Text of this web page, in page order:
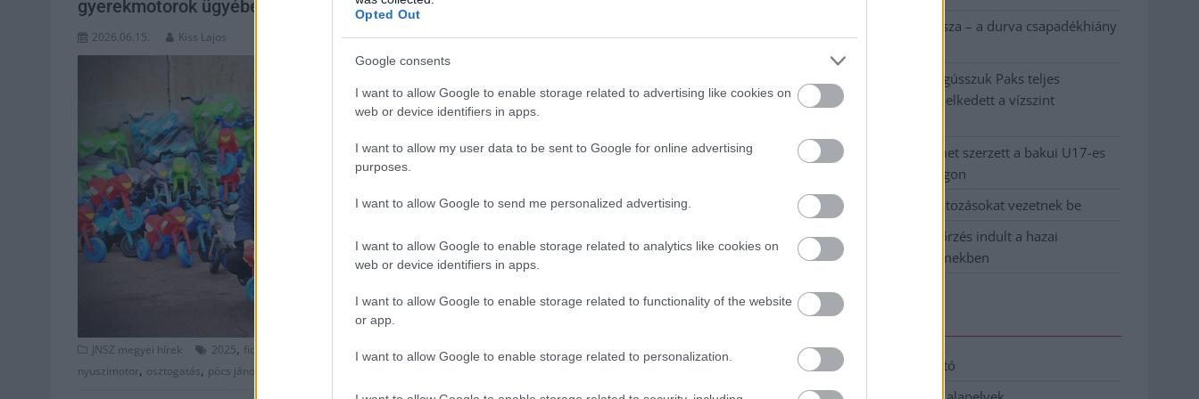
Opted Out
Google consents
I want to allow Google to enable storage related to advertising like cookies on
web or device identifiers in apps.
I want to allow my user data to be sent to Google for online advertising
purposes.
I want to allow Google to send me personalized advertising.
I want to allow Google to enable storage related to analytics like cookies on
web or device identifiers in apps.
I want to allow Google to enable storage related to functionality of the website
or app.
I want to allow Google to enable storage related to personalization.
gyerekmotorok ügyében
2026.06.15. Kiss Lajos
bölcsődéknek vett kis nyuszimotorokat
véletlenül csak Herczeg Zsolt, Pócs János és
át Jász-Nagykun-Szolnok megyében és szerte
JNSZ megyei hírek 2025, fidesz Jász-Nagykun Szolnok megye jelölt kampány képviselő ,koncz zsófia
nyuszimotor, osztogatás, pöcs jános
Ilyen, amikor „fél” a Tisza – a durva csapadékhiány
Lehet, hogy mégis megússzuk Paks teljes
leállítását, némileg emelkedett a vízszint
Tugyi Zétény ezüstérmet szerzett a bakui U17-es
birkózó-világbajnokságon
Jászberényben is korlátozásokat vezetnek be
Átfogó országos ellenőrzés indult a hazai
akkumulátoripari üzemekben
Elérhetőség
Adatkezelési tájékoztató